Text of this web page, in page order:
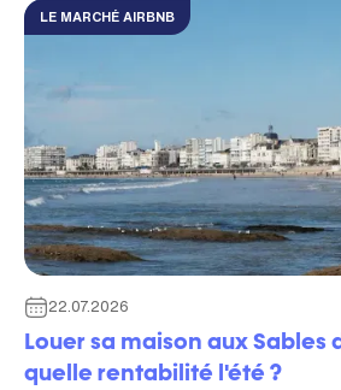
LE MARCHÉ AIRBNB
22.07.2026
Louer sa maison aux Sables
quelle rentabilité l'été ?